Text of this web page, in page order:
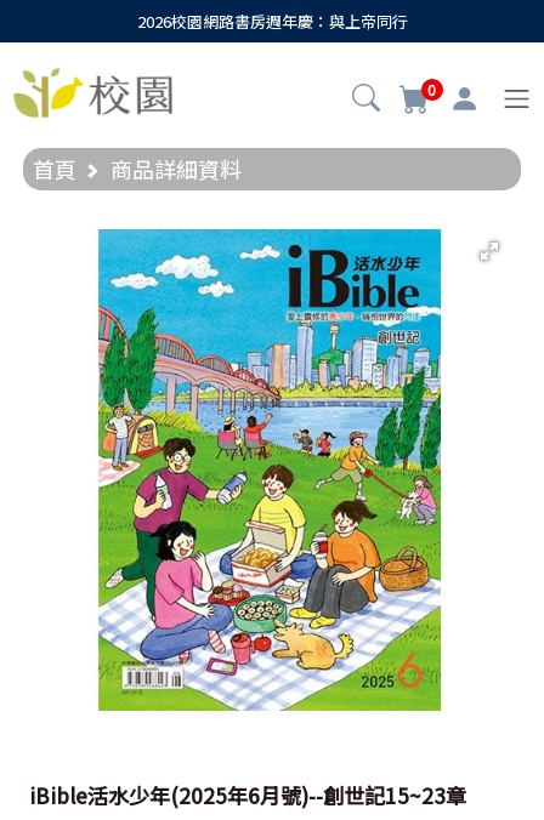
2026校園網路書房週年慶：與上帝同行
0
首頁 商品詳細資料
iBible活水少年(2025年6月號)--創世記15~23章